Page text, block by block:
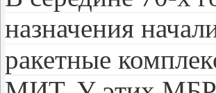
назначения
ракетные